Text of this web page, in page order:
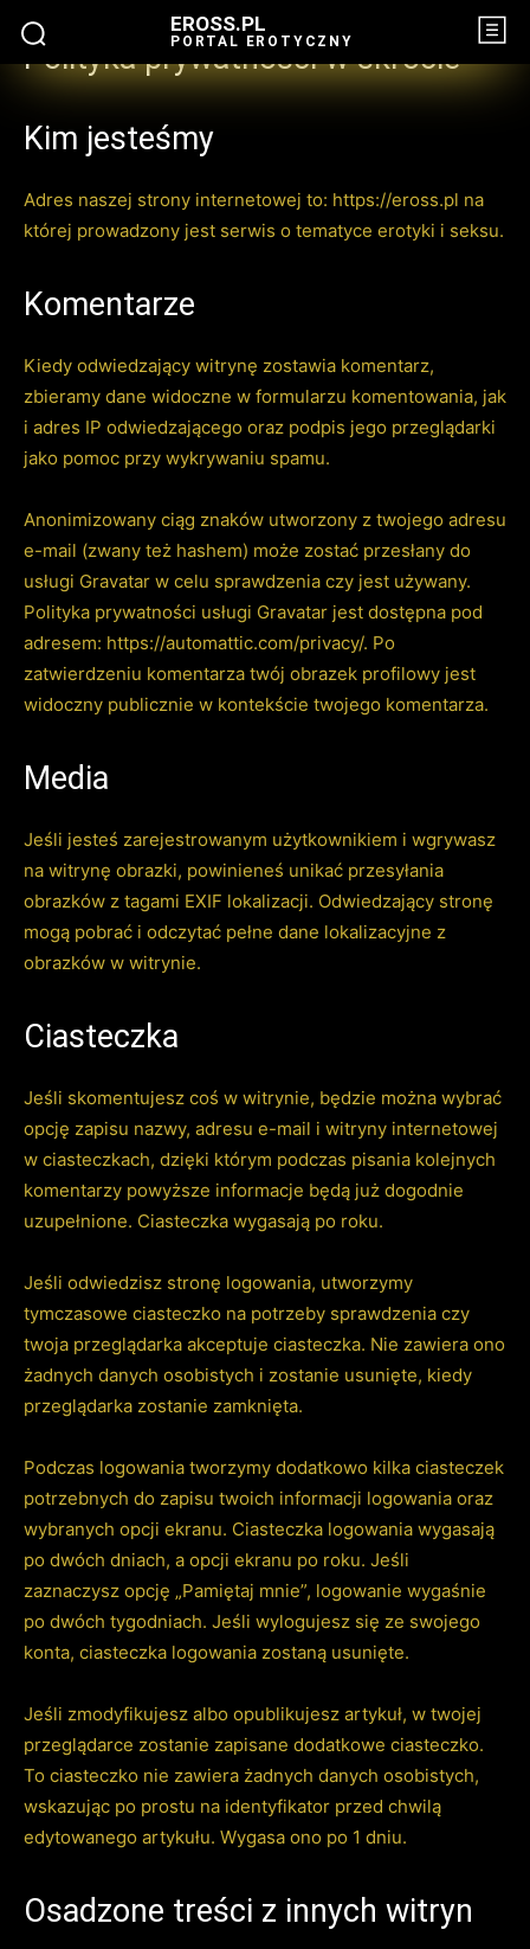
EROSS.PL
PORTAL EROTYCZNY
Polityka prywatności w skrócie
Kim jesteśmy
Adres naszej strony internetowej to: https://eross.pl na
której prowadzony jest serwis o tematyce erotyki i seksu.
Komentarze
Kiedy odwiedzający witrynę zostawia komentarz,
zbieramy dane widoczne w formularzu komentowania, jak
i adres IP odwiedzającego oraz podpis jego przeglądarki
jako pomoc przy wykrywaniu spamu.
Anonimizowany ciąg znaków utworzony z twojego adresu
e-mail (zwany też hashem) może zostać przesłany do
usługi Gravatar w celu sprawdzenia czy jest używany.
Polityka prywatności usługi Gravatar jest dostępna pod
adresem: https://automattic.com/privacy/. Po
zatwierdzeniu komentarza twój obrazek profilowy jest
widoczny publicznie w kontekście twojego komentarza.
Media
Jeśli jesteś zarejestrowanym użytkownikiem i wgrywasz
na witrynę obrazki, powinieneś unikać przesyłania
obrazków z tagami EXIF lokalizacji. Odwiedzający stronę
mogą pobrać i odczytać pełne dane lokalizacyjne z
obrazków w witrynie.
Ciasteczka
Jeśli skomentujesz coś w witrynie, będzie można wybrać
opcję zapisu nazwy, adresu e-mail i witryny internetowej
w ciasteczkach, dzięki którym podczas pisania kolejnych
komentarzy powyższe informacje będą już dogodnie
uzupełnione. Ciasteczka wygasają po roku.
Jeśli odwiedzisz stronę logowania, utworzymy
tymczasowe ciasteczko na potrzeby sprawdzenia czy
twoja przeglądarka akceptuje ciasteczka. Nie zawiera ono
żadnych danych osobistych i zostanie usunięte, kiedy
przeglądarka zostanie zamknięta.
Podczas logowania tworzymy dodatkowo kilka ciasteczek
potrzebnych do zapisu twoich informacji logowania oraz
wybranych opcji ekranu. Ciasteczka logowania wygasają
po dwóch dniach, a opcji ekranu po roku. Jeśli
zaznaczysz opcję „Pamiętaj mnie”, logowanie wygaśnie
po dwóch tygodniach. Jeśli wylogujesz się ze swojego
konta, ciasteczka logowania zostaną usunięte.
Jeśli zmodyfikujesz albo opublikujesz artykuł, w twojej
przeglądarce zostanie zapisane dodatkowe ciasteczko.
To ciasteczko nie zawiera żadnych danych osobistych,
wskazując po prostu na identyfikator przed chwilą
edytowanego artykułu. Wygasa ono po 1 dniu.
Osadzone treści z innych witryn